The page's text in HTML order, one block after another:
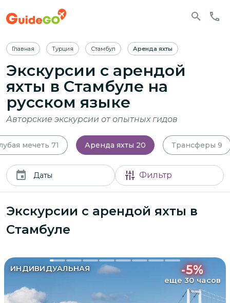
Главная Турция Стамбул Аренда яхты
Экскурсии с арендой
яхты в Стамбуле на
русском языке
Авторские экскурсии от опытных гидов
мечеть 71 Аренда яхты 20 Трансферы 9
Даты Фильтр
Экскурсии с арендой яхты в
Стамбуле
ИНДИВИДУАЛЬНАЯ -5%
еще 30 часов